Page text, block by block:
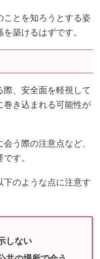
を築けるはずです。
際、安全面を軽視して
き込まれる可能性が
です。
の場所で会う